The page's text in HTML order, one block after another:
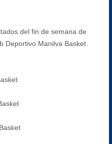
del fin de semana de
Deportivo Manilva Basket.